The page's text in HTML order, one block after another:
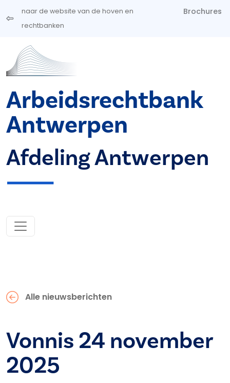
Overslaan en naar de inhoud gaan
naar de website van de hoven en
rechtbanken
Brochures
Arbeidsrechtbank
Antwerpen
Afdeling Antwerpen
Alle nieuwsberichten
Vonnis 24 november
2025